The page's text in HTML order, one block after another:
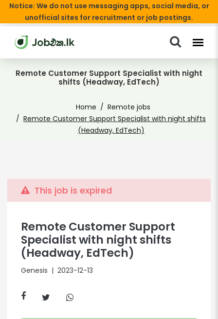
Notice: We do not use messaging apps, social media, or
unofficial sites for recruitment or job postings.
Remote Customer Support Specialist with night
shifts (Headway, EdTech)
Home
Remote jobs
Remote Customer Support Specialist with night shifts
(Headway, EdTech)
This job is expired
Remote Customer Support
Specialist with night shifts
(Headway, EdTech)
Genesis | 2023-12-13